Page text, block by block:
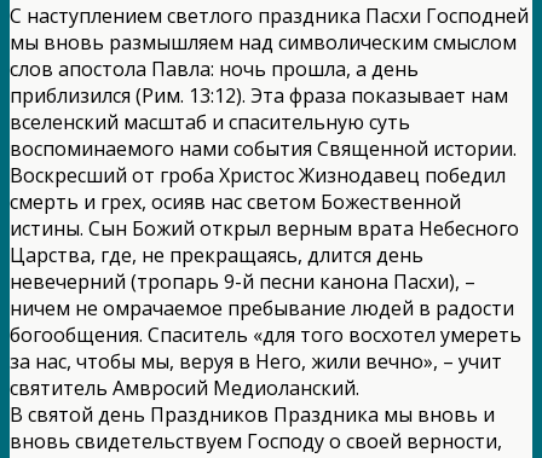
С наступлением светлого праздника Пасхи Господней
мы вновь размышляем над символическим смыслом
слов апостола Павла: ночь прошла, а день
приблизился (Рим. 13:12). Эта фраза показывает нам
вселенский масштаб и спасительную суть
воспоминаемого нами события Священной истории.
Воскресший от гроба Христос Жизнодавец победил
смерть и грех, осияв нас светом Божественной
истины. Сын Божий открыл верным врата Небесного
Царства, где, не прекращаясь, длится день
невечерний (тропарь 9-й песни канона Пасхи), –
ничем не омрачаемое пребывание людей в радости
богообщения. Спаситель «для того восхотел умереть
за нас, чтобы мы, веруя в Него, жили вечно», – учит
святитель Амвросий Медиоланский.
В святой день Праздников Праздника мы вновь и
вновь свидетельствуем Господу о своей верности,